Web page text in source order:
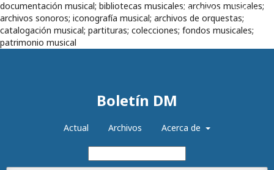
documentación musical; bibliotecas musicales; archivos musicales;
archivos sonoros; iconografía musical; archivos de orquestas;
catalogación musical; partituras; colecciones; fondos musicales;
patrimonio musical
Boletín DM
Actual Archivos Acerca de
Registrarse Entrar